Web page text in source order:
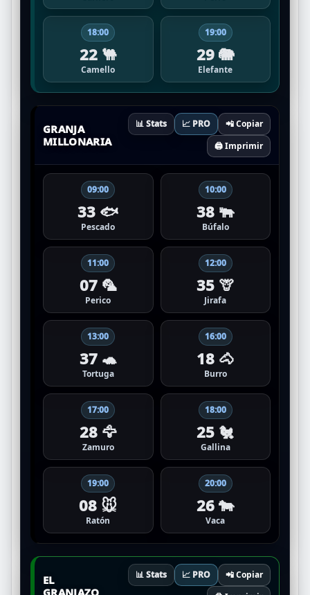
18:00
22 🐫
Camello
19:00
29 🐘
Elefante
GRANJA
MILLONARIA
📊 Stats 📈 PRO
📲 Copiar
🖨️ Imprimir
09:00
33 🐟
Pescado
10:00
38 🐃
Búfalo
11:00
07 🦜
Perico
12:00
35 🦒
Jirafa
13:00
37 🐢
Tortuga
16:00
18 🐴
Burro
17:00
28 🦅
Zamuro
18:00
25 🐔
Gallina
19:00
08 🐭
Ratón
20:00
26 🐄
Vaca
EL
GRANJAZO
📊 Stats 📈 PRO
📲 Copiar